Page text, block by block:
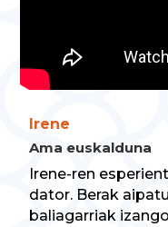
Irene
Ama euskalduna
Irene-ren
dator. Berak
baliagarriak